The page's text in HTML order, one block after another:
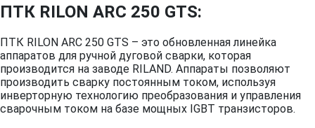
ПТК RILON ARC 250 GTS:
ПТК RILON ARC 250 GTS – это обновленная линейка
аппаратов для ручной дуговой сварки, которая
производится на заводе RILAND. Аппараты позволяют
производить сварку постоянным током, используя
инверторную технологию преобразования и управления
сварочным током на базе мощных IGBT транзисторов.